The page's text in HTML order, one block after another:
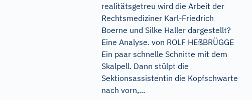
realitätsgetreu wird die Arbeit der
Rechtsmediziner Karl-Friedrich
Boerne und Silke Haller dargestellt?
Eine Analyse. von ROLF HEßBRÜGGE
Ein paar schnelle Schnitte mit dem
Skalpell. Dann stülpt die
Sektionsassistentin die Kopfschwarte
nach vorn,...